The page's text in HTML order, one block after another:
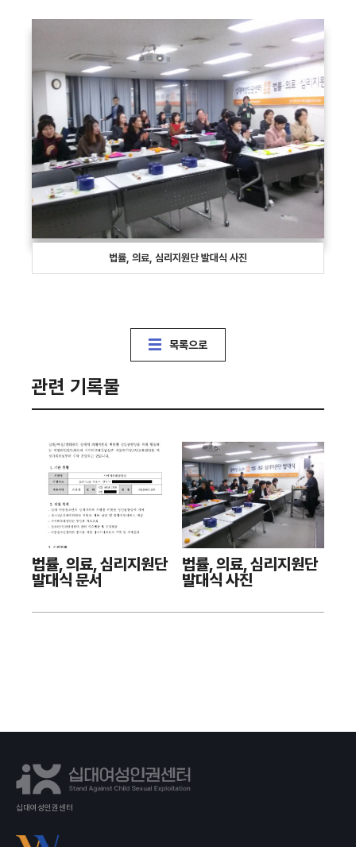
법률, 의료, 심리지원단 발대식 사진
목록으로
관련 기록물
법률, 의료, 심리지원단
발대식 문서
법률, 의료, 심리지원단
발대식 사진
십대여성인권센터